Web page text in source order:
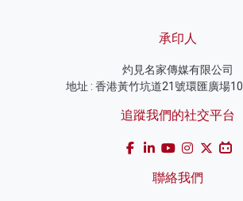
承印人
灼見名家傳媒有限公司
地址 : 香港黃竹坑道21號環匯廣場
追蹤我們的社交平台
聯絡我們